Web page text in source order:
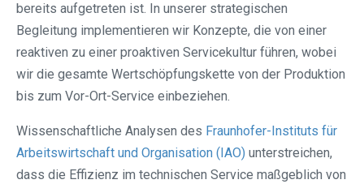
bereits aufgetreten ist. In unserer strategischen
Begleitung implementieren wir Konzepte, die von einer
reaktiven zu einer proaktiven Servicekultur führen, wobei
wir die gesamte Wertschöpfungskette von der Produktion
bis zum Vor-Ort-Service einbeziehen.
Wissenschaftliche Analysen des Fraunhofer-Instituts für
Arbeitswirtschaft und Organisation (IAO) unterstreichen,
dass die Effizienz im technischen Service maßgeblich von